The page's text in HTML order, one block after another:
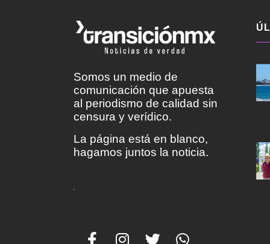
Somos un medio de
comunicación que apuesta
al periodismo de calidad sin
censura y verídico.
La página está en blanco,
hagamos juntos la noticia.